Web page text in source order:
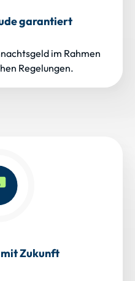
garantiert
im Rahmen
Regelungen.
Zukunft